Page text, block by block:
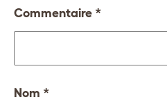
Commentaire *
Nom *